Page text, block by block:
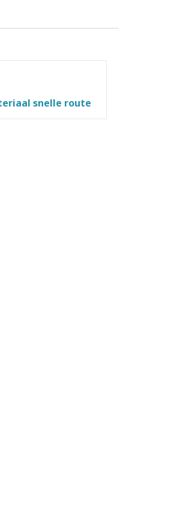
snelle route